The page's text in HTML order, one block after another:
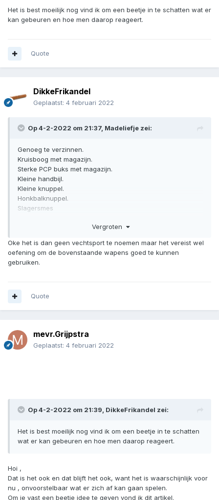
Bij belangstelling zullen zij zelf wel hier reageren vermoed
ik.
Nou ,je duikt er flink in merk ik,in het onderwerp preppen.
Het is best moeilijk nog vind ik om een beetje in te schatten wat er
kan gebeuren en hoe men daarop reageert.
Quote
DikkeFrikandel
Geplaatst: 4 februari 2022
Op 4-2-2022 om 21:37, Madeliefje zei:
Genoeg te verzinnen.
Kruisboog met magazijn.
Sterke PCP buks met magazijn.
Kleine handbijl.
Kleine knuppel.
Honkbalknuppel.
Slagersmes
Dit is allemaal legaal te bezitten.
Dan komt een vechtsport niet bovenaan een lijstje. Maar
Vergroten
Oke het is dan geen vechtsport te noemen maar het vereist wel
oefening om de bovenstaande wapens goed te kunnen
gebruiken.
Quote
mevr.Grijpstra
Geplaatst: 4 februari 2022
Op 4-2-2022 om 21:39, DikkeFrikandel zei:
Het is best moeilijk nog vind ik om een beetje in te schatten
wat er kan gebeuren en hoe men daarop reageert.
Hoi ,
Dat is het ook en dat blijft het ook, want het is waarschijnlijk voor
nu , onvoorstelbaar wat er zich af kan gaan spelen.
Om je vast een beetje idee te geven vond ik dit artikel.